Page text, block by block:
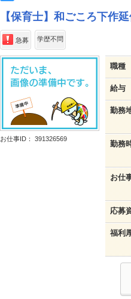
【保育士】和ごころ下作
急募 学歴不問
お仕事ID： 391326569
職種
給与
勤務
勤務
お仕
応募
福利